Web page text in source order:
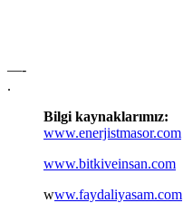
—-
.
Bilgi kaynaklarımız:
www.enerjistmasor.com
www.bitkiveinsan.com
www.faydaliyasam.com